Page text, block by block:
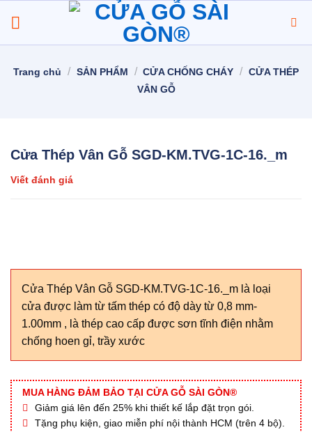
đến
nội
Trang chủ / SẢN PHẨM / CỬA CHỐNG CHÁY / CỬA THÉP
VÂN GỖ
Cửa Thép Vân Gỗ SGD-KM.TVG-1C-16._m
Viết đánh giá
Cửa Thép Vân Gỗ SGD-KM.TVG-1C-16._m là loại
cửa được làm từ tấm thép có độ dày từ 0,8 mm-
1.00mm , là thép cao cấp được sơn tĩnh điện nhằm
chống hoen gỉ, trầy xước
MUA HÀNG ĐẢM BẢO TẠI CỬA GỖ SÀI GÒN®
Giảm giá lên đến 25% khi thiết kế lắp đặt trọn gói.
Tặng phụ kiện, giao miễn phí nội thành HCM (trên 4 bộ).